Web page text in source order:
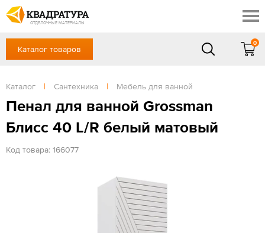
ОТДЕЛОЧНЫЕ МАТЕРИАЛЫ
Профи
Контакты
Доставка и оплата
Выставочный зал
Готовые решения
Отзывы
+7 (861) 217-94-70
Сб, Вс — выходной
ЗАКАЗАТЬ ЗВОНОК
Вход / Регистрация
Каталог товаров
0
Каталог | Сантехника | Мебель для ванной
Пенал для ванной Grossman
Блисс 40 L/R белый матовый
Код товара: 166077